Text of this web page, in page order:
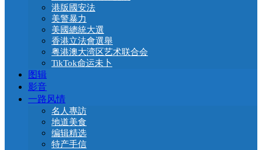
港版國安法
美警暴力
美國總統大選
香港立法會選舉
粤港澳大湾区艺术联合会
TikTok命运未卜
图辑
影音
一路风情
名人專訪
地道美食
编辑精选
特产手信